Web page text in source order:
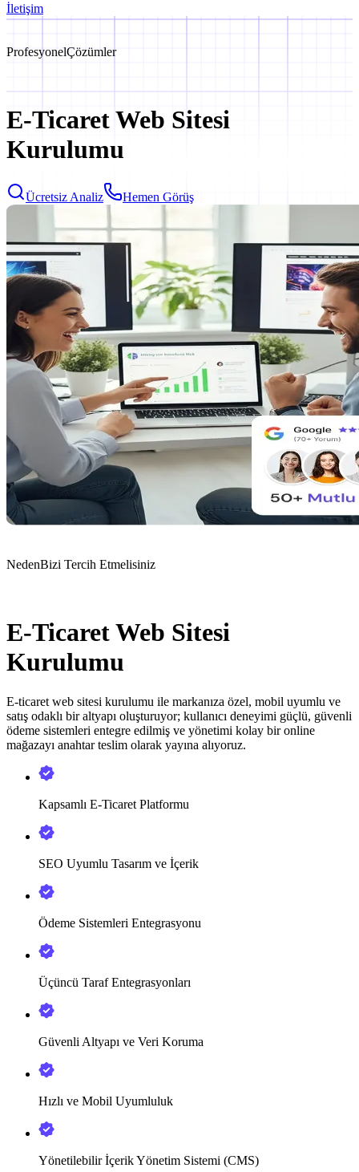
İletişim
ProfesyonelÇözümler
E-Ticaret Web Sitesi
Kurulumu
Ücretsiz Analiz Hemen Görüş
NedenBizi Tercih Etmelisiniz
E-Ticaret Web Sitesi
Kurulumu
E-ticaret web sitesi kurulumu ile markanıza özel, mobil uyumlu ve
satış odaklı bir altyapı oluşturuyor; kullanıcı deneyimi güçlü, güvenli
ödeme sistemleri entegre edilmiş ve yönetimi kolay bir online
mağazayı anahtar teslim olarak yayına alıyoruz.
Kapsamlı E-Ticaret Platformu
SEO Uyumlu Tasarım ve İçerik
Ödeme Sistemleri Entegrasyonu
Üçüncü Taraf Entegrasyonları
Güvenli Altyapı ve Veri Koruma
Hızlı ve Mobil Uyumluluk
Yönetilebilir İçerik Yönetim Sistemi (CMS)